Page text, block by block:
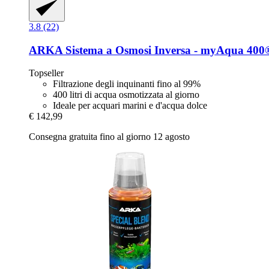
3.8 (22)
ARKA Sistema a Osmosi Inversa -​ myAqua
Topseller
Filtrazione degli inquinanti fino al 99%
400 litri di acqua osmotizzata al giorno
Ideale per acquari marini e d'acqua dolce
€ 142,99
Consegna gratuita fino al giorno 12 agosto